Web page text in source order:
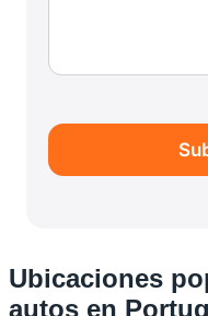
Ubicaciones
autos en